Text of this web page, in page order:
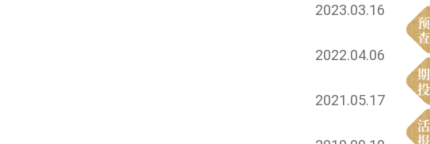
2023.03.16
2022.04.06
2021.05.17